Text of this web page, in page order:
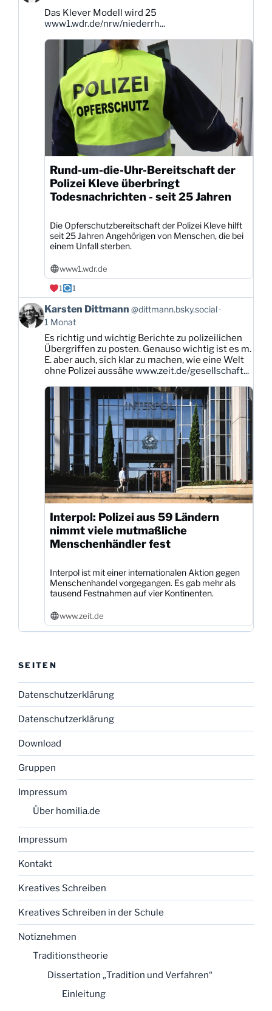
Karsten
Dittmann
Bluesky
Das Klever Modell wird 25
www1.wdr.de/nrw/niederrh...
Rund-um-die-Uhr-Bereitschaft der
Polizei Kleve überbringt
Todesnachrichten - seit 25 Jahren
Die Opferschutzbereitschaft der Polizei Kleve hilft
seit 25 Jahren Angehörigen von Menschen, die bei
einem Unfall sterben.
www1.wdr.de
1
1
Beitrag
von
Karsten
Dittmann
Bluesky
ansehen
Karsten Dittmann @dittmann.bsky.social
1 Monat
Es richtig und wichtig Berichte zu polizeilichen
Übergriffen zu posten. Genauso wichtig ist es m.
E. aber auch, sich klar zu machen, wie eine Welt
ohne Polizei aussähe www.zeit.de/gesellschaft...
Interpol: Polizei aus 59 Ländern
nimmt viele mutmaßliche
Menschenhändler fest
Interpol ist mit einer internationalen Aktion gegen
Menschenhandel vorgegangen. Es gab mehr als
tausend Festnahmen auf vier Kontinenten.
www.zeit.de
SEITEN
Datenschutzerklärung
Datenschutzerklärung
Download
Gruppen
Impressum
Über homilia.de
Impressum
Kontakt
Kreatives Schreiben
Kreatives Schreiben in der Schule
Notiznehmen
Traditionstheorie
Dissertation „Tradition und Verfahren“
Einleitung